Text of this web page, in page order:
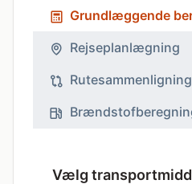
Grundlæggende
Rejseplanlægning
Rutesammenligning
Vælg